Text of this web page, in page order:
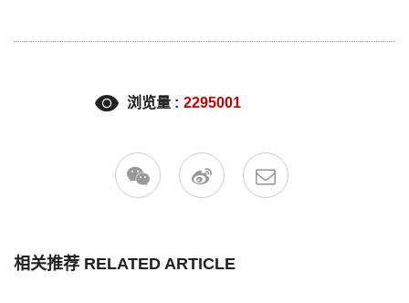
浏览量 : 2295001
相关推荐 RELATED ARTICLE